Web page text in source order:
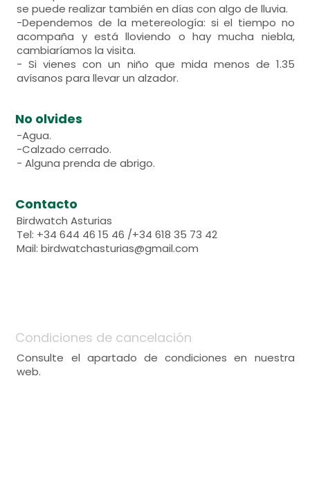
se puede realizar también en días con algo de lluvia.
-Dependemos de la metereología: si el tiempo no
acompaña y está lloviendo o hay mucha niebla,
cambiaríamos la visita.
- Si vienes con un niño que mida menos de 1.35
avísanos para llevar un alzador.
No olvides
-Agua.
-Calzado cerrado.
- Alguna prenda de abrigo.
Contacto
Birdwatch Asturias
Tel: +34 644 46 15 46 /+34 618 35 73 42
Mail: birdwatchasturias@gmail.com
Condiciones de cancelación
Consulte el apartado de condiciones en nuestra
web.